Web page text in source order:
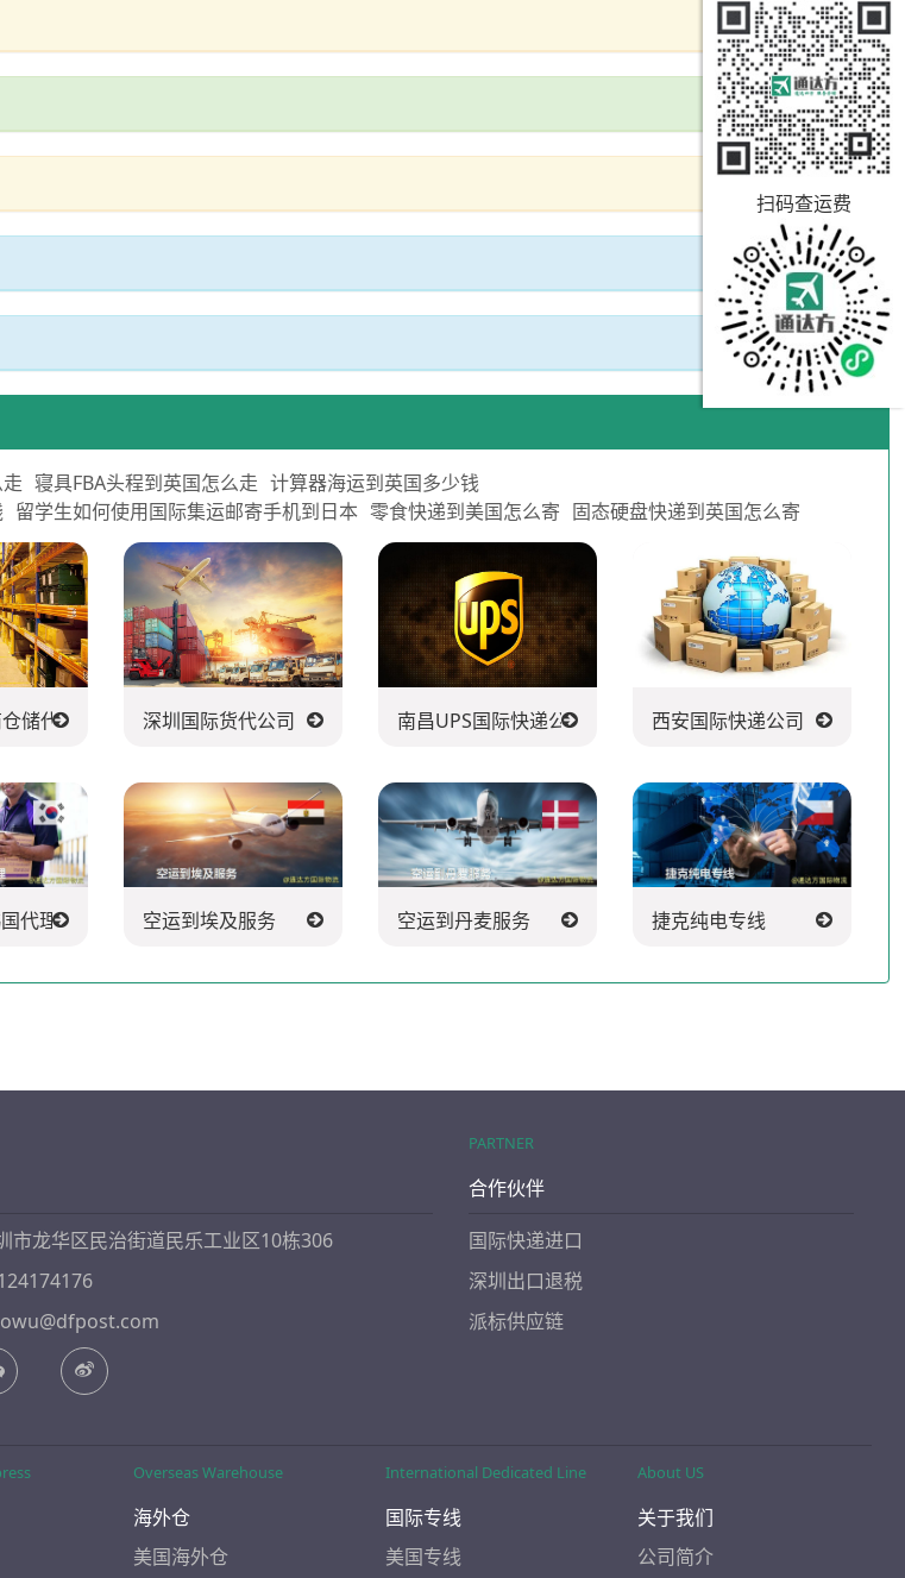
寝具FBA头程到英国怎么走 计算器海运到英国多少钱
留学生如何使用国际集运邮寄手机到日本 零食快递到美国怎么寄 固态硬盘快递到英国怎么寄
储代发货 深圳国际货代公司 南昌UPS国际快递公司 西安国际快递公司
代理 空运到埃及服务 空运到丹麦服务 捷克纯电专线
市龙华区民治街道民乐工业区10栋306
PARTNER
合作伙伴
国际快递进口
深圳出口退税
派标供应链
Overseas Warehouse
海外仓
美国海外仓
International Dedicated Line
国际专线
美国专线
About US
关于我们
公司简介
扫码查运费